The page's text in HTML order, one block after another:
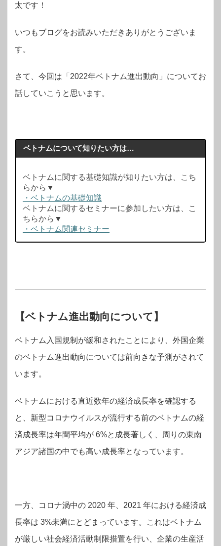
太です！
いつもブログをお読みいただきありがとうございま
す。
さて、今回は「2022年ベトナム進出動向」についてお
話していこうと思います。
ベトナムについて知りたい方は…
ベトナムに関する基礎知識が知りたい方は、こち
らから▼
・ベトナムの基礎知識
ベトナムに関するセミナーに参加したい方は、こ
ちらから▼
・ベトナム関連セミナー
【ベトナム進出動向について 】
ベトナム入国規制が緩和されたことにより、外国企業
のベトナム進出動向については前向きな予測がされて
います。
ベトナムにおける直近数年の経済成長率を確認する
と、新型コロナウイルスが流行する前のベトナムの経
済成長率は年間平均が 6%と成長著しく、周りの東南
アジア諸国の中でも高い成長率となっています。
一方、コロナ渦中の 2020 年、2021 年における経済成
長率は 3%未満にとどまっています。これはベトナム
が厳しい社会経済活動制限措置を行い、企業の生産活